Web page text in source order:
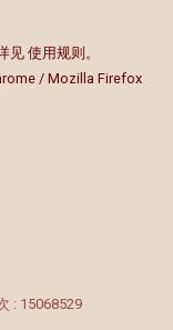
见 使用规则 。
/ Mozilla Firefox
: 15068529